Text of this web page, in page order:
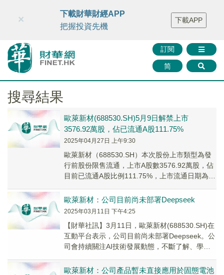
財華智庫網 FINTV FINMETA 財華證券 媒體矩陣
智庫沙龍
聯絡我們
訂閱
简
×
下載財華財經APP
把握投資先機
下載APP
搜尋結果
歐萊新材(688530.SH)5月9日解禁上市
3576.92萬股，佔已流通A股111.75%
2025年04月27日 上午9:30
歐萊新材（688530.SH）本次股份上市類型為發
行前股份限售流通，上市A股數3576.92萬股，佔
目前已流通A股比例111.75%，上市流通日期為
歐萊新材：公司目前尚未部署Deepseek
2025年03月11日 下午4:25
【財華社訊】3月11日，歐萊新材(688530.SH)在
互動平台表示，公司目前尚未部署Deepseek。公
司會持續關注AI技術發展動態，不斷了解、學
歐萊新材：公司產品暫未直接應用於固態電池